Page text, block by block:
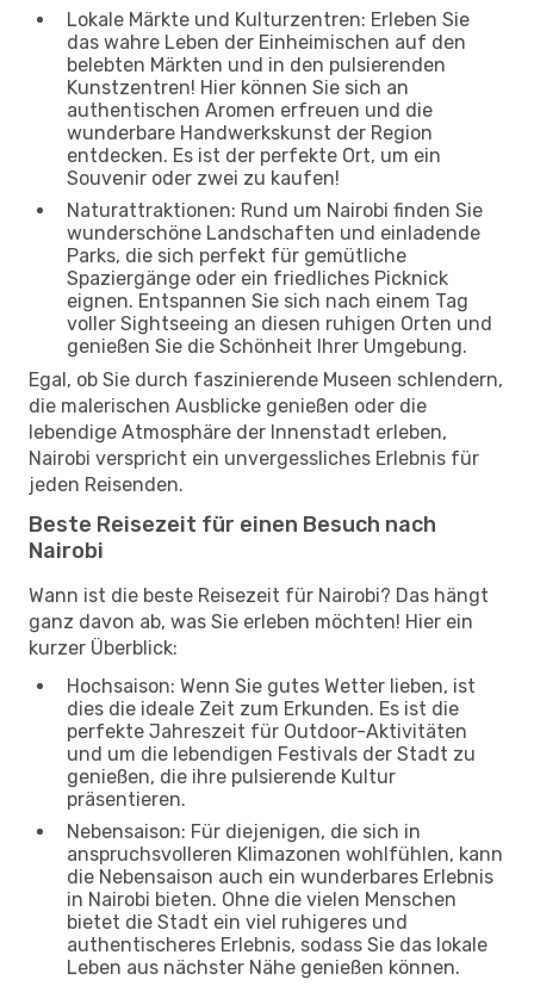
Lokale Märkte und Kulturzentren: Erleben Sie
das wahre Leben der Einheimischen auf den
belebten Märkten und in den pulsierenden
Kunstzentren! Hier können Sie sich an
authentischen Aromen erfreuen und die
wunderbare Handwerkskunst der Region
entdecken. Es ist der perfekte Ort, um ein
Souvenir oder zwei zu kaufen!
Naturattraktionen: Rund um Nairobi finden Sie
wunderschöne Landschaften und einladende
Parks, die sich perfekt für gemütliche
Spaziergänge oder ein friedliches Picknick
eignen. Entspannen Sie sich nach einem Tag
voller Sightseeing an diesen ruhigen Orten und
genießen Sie die Schönheit Ihrer Umgebung.
Egal, ob Sie durch faszinierende Museen schlendern,
die malerischen Ausblicke genießen oder die
lebendige Atmosphäre der Innenstadt erleben,
Nairobi verspricht ein unvergessliches Erlebnis für
jeden Reisenden.
Beste Reisezeit für einen Besuch nach
Nairobi
Wann ist die beste Reisezeit für Nairobi? Das hängt
ganz davon ab, was Sie erleben möchten! Hier ein
kurzer Überblick:
Hochsaison: Wenn Sie gutes Wetter lieben, ist
dies die ideale Zeit zum Erkunden. Es ist die
perfekte Jahreszeit für Outdoor-Aktivitäten
und um die lebendigen Festivals der Stadt zu
genießen, die ihre pulsierende Kultur
präsentieren.
Nebensaison: Für diejenigen, die sich in
anspruchsvolleren Klimazonen wohlfühlen, kann
die Nebensaison auch ein wunderbares Erlebnis
in Nairobi bieten. Ohne die vielen Menschen
bietet die Stadt ein viel ruhigeres und
authentischeres Erlebnis, sodass Sie das lokale
Leben aus nächster Nähe genießen können.